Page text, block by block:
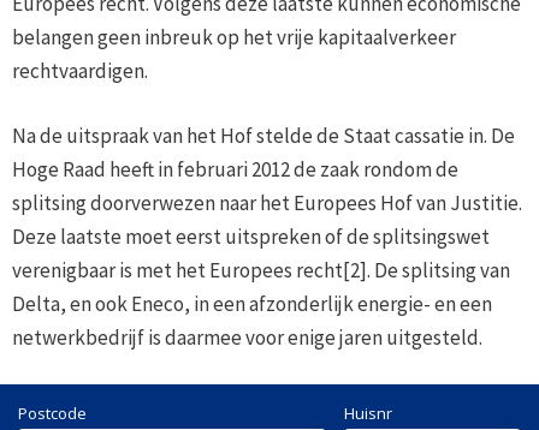
belangen geen inbreuk op het vrije kapitaalverkeer
rechtvaardigen.
Na de uitspraak van het Hof stelde de Staat cassatie in. De
Hoge Raad heeft in februari 2012 de zaak rondom de
splitsing doorverwezen naar het Europees Hof van Justitie.
Deze laatste moet eerst uitspreken of de splitsingswet
verenigbaar is met het Europees recht[2]. De splitsing van
Delta, en ook Eneco, in een afzonderlijk energie- en een
netwerkbedrijf is daarmee voor enige jaren uitgesteld.
Postcode Huisnr